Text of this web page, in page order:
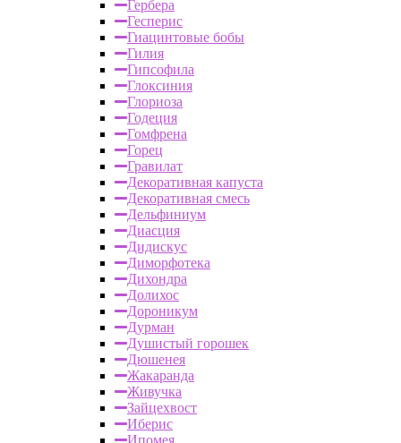
Гербера
Гесперис
Гиацинтовые бобы
Гилия
Гипсофила
Глоксиния
Глориоза
Годеция
Гомфрена
Горец
Гравилат
Декоративная капуста
Декоративная смесь
Дельфиниум
Диасция
Дидискус
Диморфотека
Дихондра
Долихос
Дороникум
Дурман
Душистый горошек
Дюшенея
Жакаранда
Живучка
Зайцехвост
Иберис
Ипомея